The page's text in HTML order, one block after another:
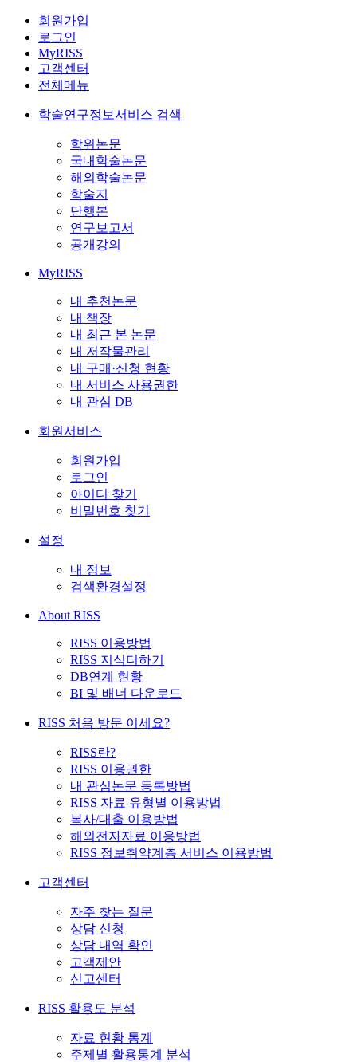
회원가입
로그인
MyRISS
고객센터
전체메뉴
학술연구정보서비스 검색
학위논문
국내학술논문
해외학술논문
학술지
단행본
연구보고서
공개강의
MyRISS
내 추천논문
내 책장
내 최근 본 논문
내 저작물관리
내 구매·신청 현황
내 서비스 사용권한
내 관심 DB
회원서비스
회원가입
로그인
아이디 찾기
비밀번호 찾기
설정
내 정보
검색환경설정
About RISS
RISS 이용방법
RISS 지식더하기
DB연계 현황
BI 및 배너 다운로드
RISS 처음 방문 이세요?
RISS란?
RISS 이용권한
내 관심논문 등록방법
RISS 자료 유형별 이용방법
복사/대출 이용방법
해외전자자료 이용방법
RISS 정보취약계층 서비스 이용방법
고객센터
자주 찾는 질문
상담 신청
상담 내역 확인
고객제안
신고센터
RISS 활용도 분석
자료 현황 통계
주제별 활용통계 분석